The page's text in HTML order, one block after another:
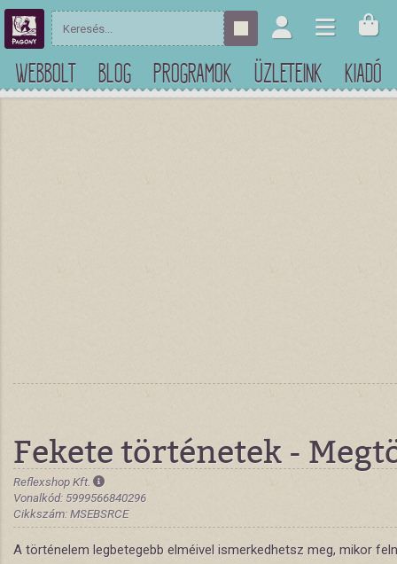
WEBBOLT BLOG PROGRAMOK ÜZLETEINK KIADÓ
Fekete történetek -
Reflexshop Kft.
Vonalkód: 5999566840296
Cikkszám: MSEBSRCE
A történelem legbetegebb elméivel ismerkedhetsz meg, mikor